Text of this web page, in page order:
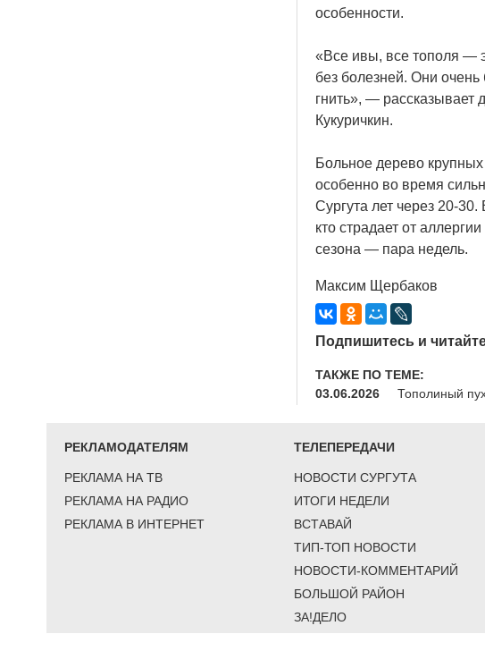
особенности.
«Все ивы, все тополя —
без болезней. Они
гнить», — рассказывает
Кукуричкин.
Больное дерево
особенно во время
Сургута лет через 20-
кто страдает от
сезона — пара недель.
Максим Щербаков
Подпишитесь и
ТАКЖЕ ПО ТЕМЕ:
03.06.2026
Тополиный
РЕКЛАМОДАТЕЛЯМ
РЕКЛАМА НА ТВ
РЕКЛАМА НА РАДИО
РЕКЛАМА В ИНТЕРНЕТ
ТЕЛЕПЕРЕДАЧИ
НОВОСТИ СУРГУТА
ИТОГИ НЕДЕЛИ
ВСТАВАЙ
ТИП-ТОП НОВОСТИ
НОВОСТИ-КОММЕНТАРИЙ
БОЛЬШОЙ РАЙОН
ЗА!ДЕЛО